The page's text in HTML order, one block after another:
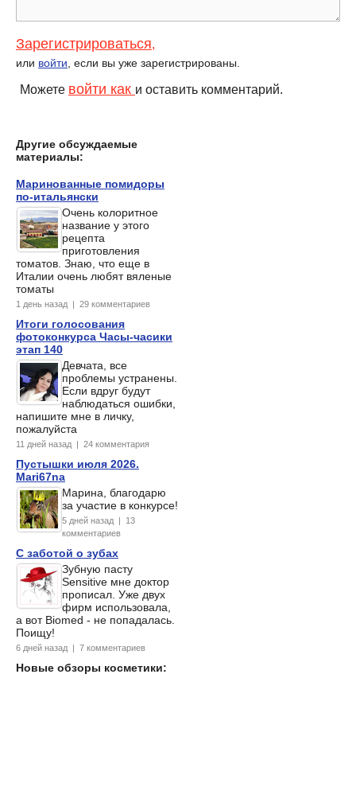
Зарегистрироваться,
или войти , если вы уже зарегистрированы.
Можете войти как и оставить комментарий.
Другие обсуждаемые
материалы:
Маринованные помидоры
по-итальянски
Очень колоритное
название у этого
рецепта
приготовления
томатов. Знаю, что еще в
Италии очень любят вяленые
томаты
1 день назад | 29 комментариев
Итоги голосования
фотоконкурса Часы-часики
этап 140
Девчата, все
проблемы устранены.
Если вдруг будут
наблюдаться ошибки,
напишите мне в личку,
пожалуйста
11 дней назад | 24 комментария
Пустышки июля 2026.
Mari67na
Марина, благодарю
за участие в конкурсе!
5 дней назад | 13
комментариев
С заботой о зубах
Зубную пасту
Sensitive мне доктор
прописал. Уже двух
фирм использовала,
а вот Biomed - не попадалась.
Поищу!
6 дней назад | 7 комментариев
Новые обзоры косметики: